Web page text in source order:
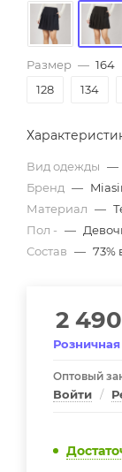
Размер — 164
128
134
Вид одежды —
Бренд —
Материал —
Пол - —
Состав — 73%
2 490
Оптовый
Войти /